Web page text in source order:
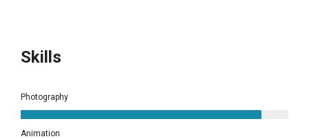
Skills
Photography
Animation